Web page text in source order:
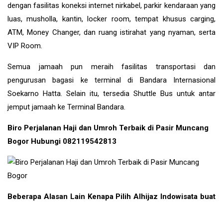
dengan fasilitas koneksi internet nirkabel, parkir kendaraan yang
luas, musholla, kantin, locker room, tempat khusus carging,
ATM, Money Changer, dan ruang istirahat yang nyaman, serta
VIP Room.
Semua jamaah pun meraih fasilitas transportasi dan
pengurusan bagasi ke terminal di Bandara Internasional
Soekarno Hatta. Selain itu, tersedia Shuttle Bus untuk antar
jemput jamaah ke Terminal Bandara.
Biro Perjalanan Haji dan Umroh Terbaik di Pasir Muncang
Bogor Hubungi 082119542813
Beberapa Alasan Lain Kenapa Pilih Alhijaz Indowisata buat